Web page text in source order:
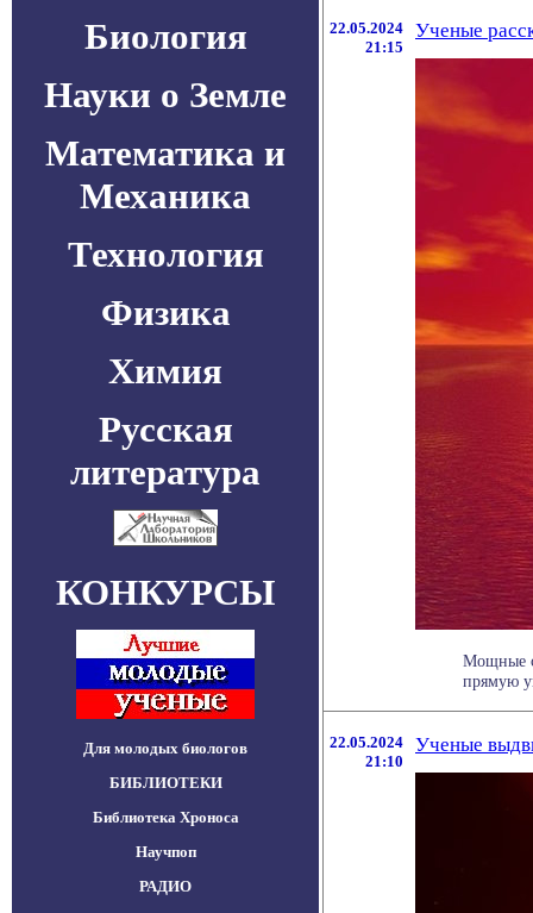
Биология
Науки о Земле
Математика и
Механика
Технология
Физика
Химия
Русская
литература
КОНКУРСЫ
Для молодых биологов
БИБЛИОТЕКИ
Библиотека Хроноса
Научпоп
РАДИО
22.05.2024
21:15
Ученые
Мощные
прямую
22.05.2024
21:10
Ученые